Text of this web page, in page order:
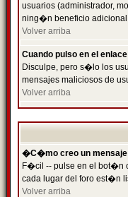
usuarios (administrador,
ning�n beneficio adicional
Volver arriba
Cuando pulso en el
Disculpe, pero s�lo los
mensajes maliciosos de
Volver arriba
�C�mo creo un mensaje
F�cil -- pulse en el bot�n
cada lugar del foro est�n
Volver arriba